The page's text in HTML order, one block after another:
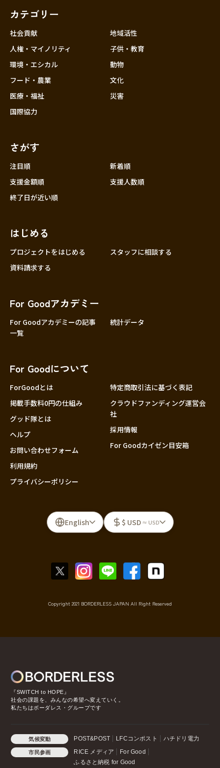
カテゴリー
社会貢献
人権・マイノリティ
環境・エシカル
フード・農業
医療・福祉
国際協力
地域活性
子供・教育
動物
文化
災害
さがす
注目順
新着順
支援金額順
支援人数順
終了日が近い順
はじめる
プロジェクトをはじめる
スタッフに相談する
資料請求する
For Goodアカデミー
For Goodアカデミーの記事
一覧
統計データ
For Goodについて
ForGoodとは
掲載手数料0円の仕組み
グッド隊とは
ヘルプ
お問い合わせフォーム
利用規約
プライバシーポリシー
特定商取引法に基づく表記
クラウドファンディング運営会
社
採用情報
For Goodカイゼン目安箱
English $ USD ≈ USD
Copyright 2021 BORDERLESS JAPAN All Right Reserved
『SWITCH to HOPE』
社会の課題を、みんなの希望へ変えていく。
私たちはボーダレス・グループです
気候変動 POST&POST LFCコンポスト ハチドリ電力
市民参画 RICE メディア
For Good
ふるさと納税 for Good